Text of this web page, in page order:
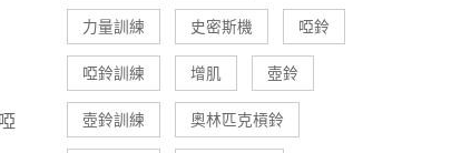
力量訓練 史密斯機 啞鈴
啞鈴訓練 增肌 壺鈴
壺鈴訓練 奧林匹克槓鈴